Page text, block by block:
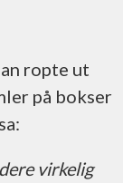
ropte ut
på bokser
virkelig